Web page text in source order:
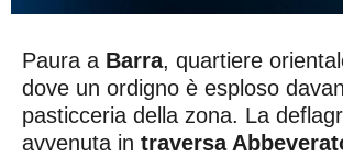
Paura a Barra, quartiere
dove un ordigno è esploso
pasticceria della zona. La
avvenuta in traversa